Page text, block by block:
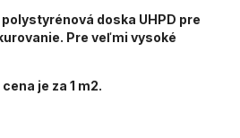
doska UHPD pre
Pre veľmi vysoké
je za 1 m2.